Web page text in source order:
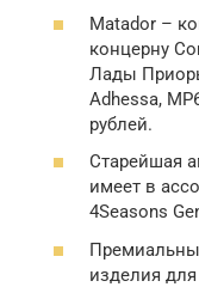
Matador –
концерну
Лады
Adhessa,
рублей.
Старейшая
имеет в
4Seasons
изделия